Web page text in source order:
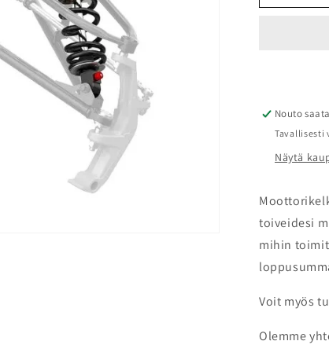
Nouto
Tavallisesti
Näytä
toiveidesi
mihin
Voit myös
Olemme